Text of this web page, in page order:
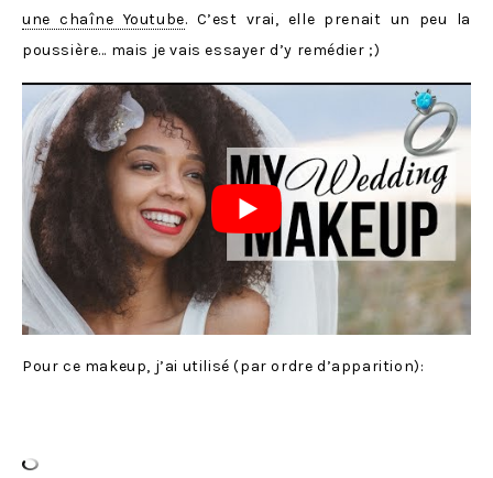
une chaîne Youtube. C’est vrai, elle prenait un peu la
poussière… mais je vais essayer d’y remédier ;)
Pour ce makeup, j’ai utilisé (par ordre d’apparition):